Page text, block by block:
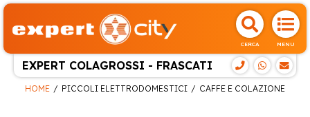
CERCA MENU
EXPERT COLAGROSSI - FRASCATI
HOME PICCOLI ELETTRODOMESTICI CAFFE E COLAZIONE